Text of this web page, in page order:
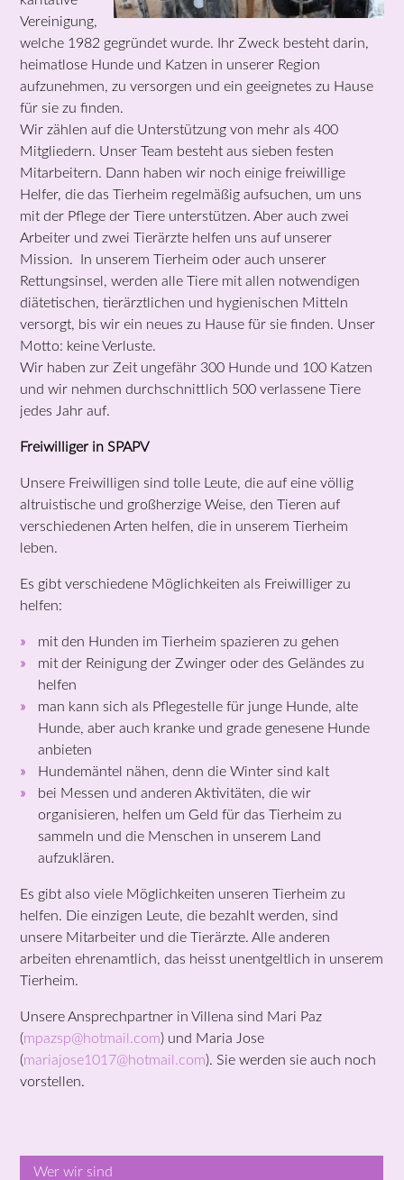
Vereinigung,
welche 1982 gegründet wurde. Ihr Zweck besteht darin,
heimatlose Hunde und Katzen in unserer Region
aufzunehmen, zu versorgen und ein geeignetes zu Hause
für sie zu finden.
Wir zählen auf die Unterstützung von mehr als 400
Mitgliedern. Unser Team besteht aus sieben festen
Mitarbeitern. Dann haben wir noch einige freiwillige
Helfer, die das Tierheim regelmäßig aufsuchen, um uns
mit der Pflege der Tiere unterstützen. Aber auch zwei
Arbeiter und zwei Tierärzte helfen uns auf unserer
Mission. In unserem Tierheim oder auch unserer
Rettungsinsel, werden alle Tiere mit allen notwendigen
diätetischen, tierärztlichen und hygienischen Mitteln
versorgt, bis wir ein neues zu Hause für sie finden. Unser
Motto: keine Verluste.
Wir haben zur Zeit ungefähr 300 Hunde und 100 Katzen
und wir nehmen durchschnittlich 500 verlassene Tiere
jedes Jahr auf.
Freiwilliger in SPAPV
Unsere Freiwilligen sind tolle Leute, die auf eine völlig
altruistische und großherzige Weise, den Tieren auf
verschiedenen Arten helfen, die in unserem Tierheim
leben.
Es gibt verschiedene Möglichkeiten als Freiwilliger zu
helfen:
mit den Hunden im Tierheim spazieren zu gehen
mit der Reinigung der Zwinger oder des Geländes zu
helfen
man kann sich als Pflegestelle für junge Hunde, alte
Hunde, aber auch kranke und grade genesene Hunde
anbieten
Hundemäntel nähen, denn die Winter sind kalt
bei Messen und anderen Aktivitäten, die wir
organisieren, helfen um Geld für das Tierheim zu
sammeln und die Menschen in unserem Land
aufzuklären.
Es gibt also viele Möglichkeiten unseren Tierheim zu
helfen. Die einzigen Leute, die bezahlt werden, sind
unsere Mitarbeiter und die Tierärzte. Alle anderen
arbeiten ehrenamtlich, das heisst unentgeltlich in unserem
Tierheim.
Unsere Ansprechpartner in Villena sind Mari Paz
(mpazsp@hotmail.com) und Maria Jose
(mariajose1017@hotmail.com). Sie werden sie auch noch
vorstellen.
Wer wir sind